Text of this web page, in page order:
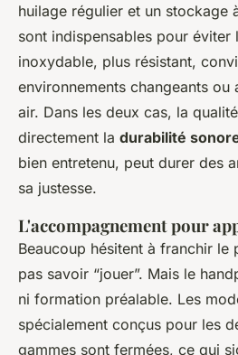
huilage régulier et un stockage
sont indispensables pour éviter
inoxydable, plus résistant,
environnements changeants ou
air. Dans les deux cas, la
directement la durabilité
bien entretenu, peut durer des
sa justesse.
L'accompagnement pour
Beaucoup hésitent à franchir le
pas savoir “jouer”. Mais le
ni formation préalable. Les
spécialement conçus pour les
gammes sont fermées, ce qui